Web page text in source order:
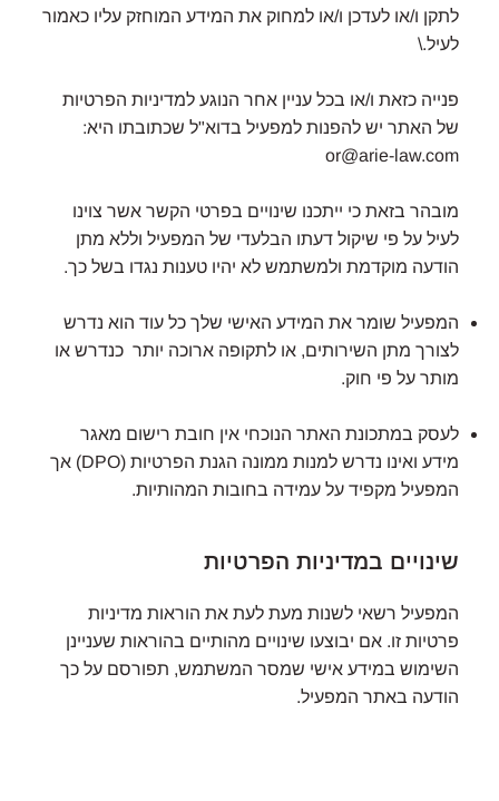
לתקן ו/או לעדכן ו/או למחוק את המידע המוחזק עליו כאמור
לעיל.\
פנייה כזאת ו/או בכל עניין אחר הנוגע למדיניות הפרטיות
של האתר יש להפנות למפעיל בדוא"ל שכתובתו היא:
or@arie-law.com
מובהר בזאת כי ייתכנו שינויים בפרטי הקשר אשר צוינו
לעיל על פי שיקול דעתו הבלעדי של המפעיל וללא מתן
הודעה מוקדמת ולמשתמש לא יהיו טענות נגדו בשל כך.
המפעיל שומר את המידע האישי שלך כל עוד הוא נדרש
לצורך מתן השירותים, או לתקופה ארוכה יותר כנדרש או
מותר על פי חוק.
לעסק במתכונת האתר הנוכחי אין חובת רישום מאגר
מידע ואינו נדרש למנות ממונה הגנת הפרטיות (DPO) אך
המפעיל מקפיד על עמידה בחובות המהותיות.
המפעיל רשאי לשנות מעת לעת את הוראות מדיניות
פרטיות זו. אם יבוצעו שינויים מהותיים בהוראות שעניינן
השימוש במידע אישי שמסר המשתמש, תפורסם על כך
הודעה באתר המפעיל.
שינויים במדיניות הפרטיות